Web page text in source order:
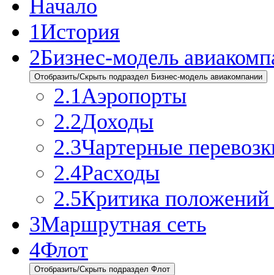
Начало
1История
2Бизнес-модель
Отобразить/Скрыть подраздел Бизнес-модель авиакомпании
2.1Аэропорты
2.2Доходы
2.3Чартерные
2.4Расходы
2.5Критика
3Маршрутная сеть
4Флот
Отобразить/Скрыть подраздел Флот